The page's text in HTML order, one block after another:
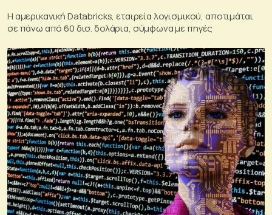
Η αμερικανική Databricks, εταιρεία λογισμικού, αποτιμάται
σε πάνω από 60 δισ. δολάρια, σύμφωνα με πηγές